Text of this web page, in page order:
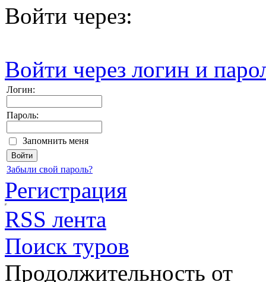
Войти через:
Войти через логин и
Логин:
Пароль:
Запомнить меня
Забыли свой пароль?
Регистрация
RSS лента
Поиск туров
Продолжительность от